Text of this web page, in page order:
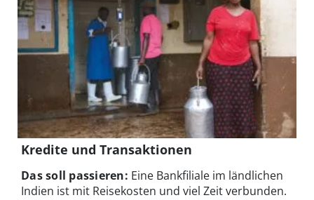
Kredite und Transaktionen
Das soll passieren: Eine Bankfiliale im ländlichen
Indien ist mit Reisekosten und viel Zeit verbunden.